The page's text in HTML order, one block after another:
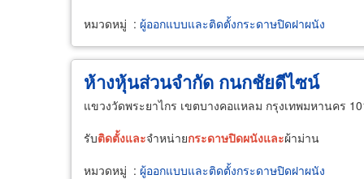
หมวดหมู่ : ผู้ออกแบบและติดตั้งกระดาษปิดฝาผนัง
ห้างหุ้นส่วนจำกัด กนกชัยดีไซน์
แขวงวัดพระยาไกร เขตบางคอแหลม กรุงเทพมหานคร
รับติดตั้งและจำหน่ายกระดาษปิดผนังและผ้าม่าน
หมวดหมู่ : ผู้ออกแบบและติดตั้งกระดาษปิดฝาผนัง